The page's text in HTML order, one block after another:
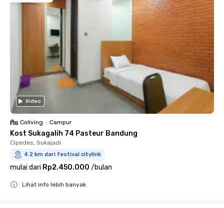
Video
Coliving • Campur
Kost Sukagalih 74 Pasteur Bandung
Cipedes, Sukajadi
4.2 km dari festival citylink
mulai dari Rp2.450.000 /bulan
Lihat info lebih banyak